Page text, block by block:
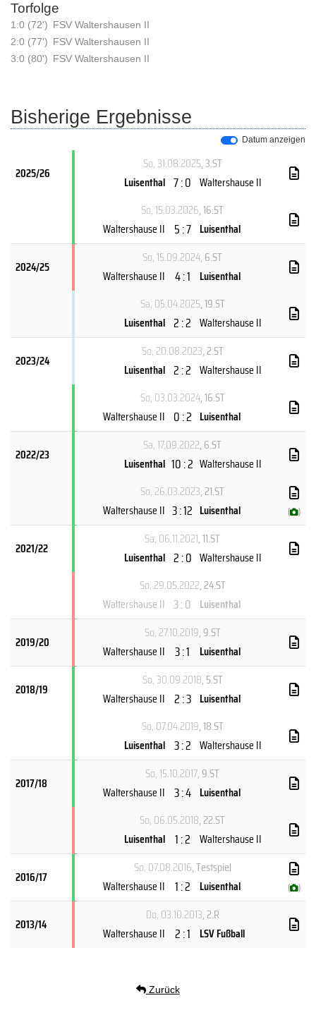
Torfolge
1:0 (72') FSV Waltershausen II
2:0 (77') FSV Waltershausen II
3:0 (80') FSV Waltershausen II
Bisherige Ergebnisse
Datum anzeigen
2025/26
So, 31.08.2025, 3.ST
Luisenthal 7 : 0 Waltershause II
So, 15.03.2026, 16.ST
Waltershause II 5 : 7 Luisenthal
2024/25
So, 15.09.2024, 6.ST
Waltershause II 4 : 1 Luisenthal
Sa, 05.04.2025, 19.ST
Luisenthal 2 : 2 Waltershause II
2023/24
So, 20.08.2023, 2.ST
Luisenthal 2 : 2 Waltershause II
So, 03.03.2024, 16.ST
Waltershause II 0 : 2 Luisenthal
2022/23
Sa, 17.09.2022, 6.ST
Luisenthal 10 : 2 Waltershause II
So, 26.03.2023, 21.ST
Waltershause II 3 : 12 Luisenthal ( )
2021/22
Sa, 06.11.2021, 11.ST
Luisenthal 2 : 0 Waltershause II
So, 29.05.2022, 24.ST
Waltershause II 3 : 0 Luisenthal
2019/20
So, 27.10.2019, 9.ST
Waltershause II 3 : 1 Luisenthal
2018/19
So, 30.09.2018, 5.ST
Waltershause II 2 : 3 Luisenthal
So, 07.04.2019, 18.ST
Luisenthal 3 : 2 Waltershause II
2017/18
So, 15.10.2017, 9.ST
Waltershause II 3 : 4 Luisenthal
So, 06.05.2018, 22.ST
Luisenthal 1 : 2 Waltershause II
2016/17
So, 07.08.2016, Testspiel
Waltershause II 1 : 2 Luisenthal ( )
2013/14
Do, 03.10.2013, 2.R
Waltershause II 2 : 1 LSV Fußball
Zurück